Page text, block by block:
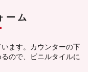
ーム
ます。カウンターの下
ので、ビニルタイルに